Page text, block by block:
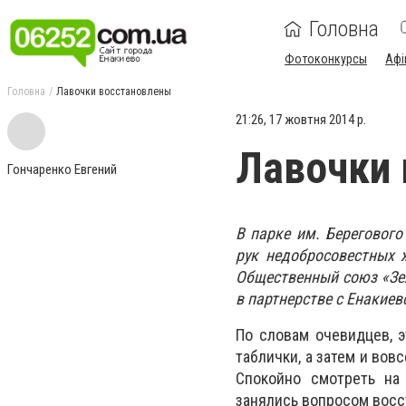
Головна
Фотоконкурсы
Головна Лавочки восстановлены
Гончаренко Евгений
21:26, 17 жовтня 2014 р.
Лавочки
В парке им.
рук недобросовестных
Общественный союз
в партнерстве с
По словам очевидцев,
таблички, а затем и
Спокойно смотреть
занялись вопросом